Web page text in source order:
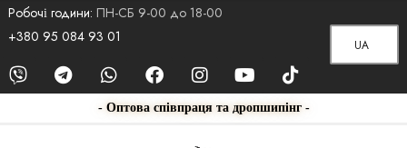
Робочі години: ПН-СБ 9-00 до 18-00
UA
+380 95 084 93 01
- Оптова співпраця та дропшипінг -